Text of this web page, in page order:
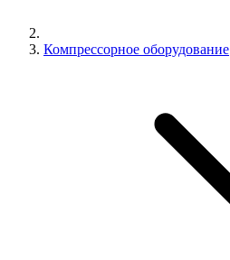
Компрессорное оборудование